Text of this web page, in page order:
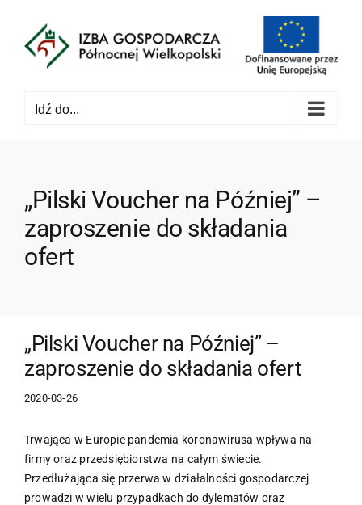
zawartości
Idź do...
„Pilski Voucher na Później” –
zaproszenie do składania
ofert
„Pilski Voucher na Później” –
zaproszenie do składania ofert
2020-03-26
Trwająca w Europie pandemia koronawirusa wpływa na
firmy oraz przedsiębiorstwa na całym świecie.
Przedłużająca się przerwa w działalności gospodarczej
prowadzi w wielu przypadkach do dylematów oraz